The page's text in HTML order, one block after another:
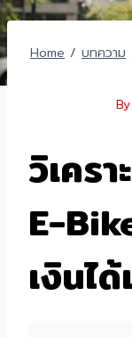
Home / บทความ
By
วิเคร
E-
เงินไ